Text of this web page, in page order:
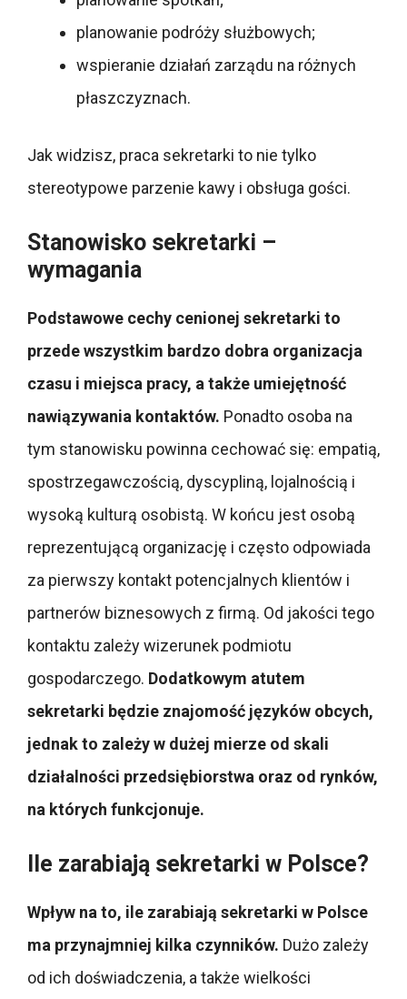
planowanie podróży służbowych;
wspieranie działań zarządu na różnych
płaszczyznach.
Jak widzisz, praca sekretarki to nie tylko
stereotypowe parzenie kawy i obsługa gości.
Stanowisko sekretarki –
wymagania
Podstawowe cechy cenionej sekretarki to
przede wszystkim bardzo dobra organizacja
czasu i miejsca pracy, a także umiejętność
nawiązywania kontaktów. Ponadto osoba na
tym stanowisku powinna cechować się: empatią,
spostrzegawczością, dyscypliną, lojalnością i
wysoką kulturą osobistą. W końcu jest osobą
reprezentującą organizację i często odpowiada
za pierwszy kontakt potencjalnych klientów i
partnerów biznesowych z firmą. Od jakości tego
kontaktu zależy wizerunek podmiotu
gospodarczego. Dodatkowym atutem
sekretarki będzie znajomość języków obcych,
jednak to zależy w dużej mierze od skali
działalności przedsiębiorstwa oraz od rynków,
na których funkcjonuje.
Ile zarabiają sekretarki w Polsce?
Wpływ na to, ile zarabiają sekretarki w Polsce
ma przynajmniej kilka czynników. Dużo zależy
od ich doświadczenia, a także wielkości